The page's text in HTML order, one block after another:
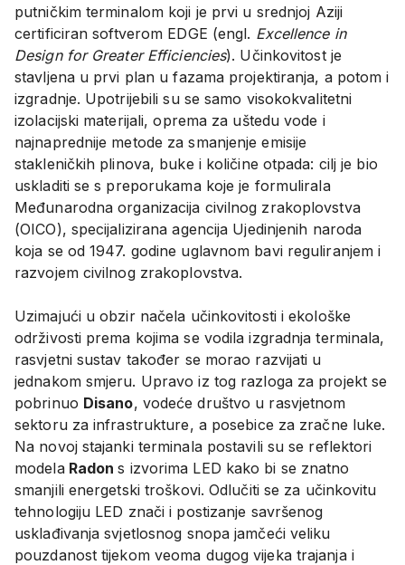
putničkim terminalom koji je prvi u srednjoj Aziji
certificiran softverom EDGE (engl. Excellence in
Design for Greater Efficiencies). Učinkovitost je
stavljena u prvi plan u fazama projektiranja, a potom i
izgradnje. Upotrijebili su se samo visokokvalitetni
izolacijski materijali, oprema za uštedu vode i
najnaprednije metode za smanjenje emisije
stakleničkih plinova, buke i količine otpada: cilj je bio
uskladiti se s preporukama koje je formulirala
Međunarodna organizacija civilnog zrakoplovstva
(OICO), specijalizirana agencija Ujedinjenih naroda
koja se od 1947. godine uglavnom bavi reguliranjem i
razvojem civilnog zrakoplovstva.
Uzimajući u obzir načela učinkovitosti i ekološke
održivosti prema kojima se vodila izgradnja terminala,
rasvjetni sustav također se morao razvijati u
jednakom smjeru. Upravo iz tog razloga za projekt se
pobrinuo Disano, vodeće društvo u rasvjetnom
sektoru za infrastrukture, a posebice za zračne luke.
Na novoj stajanki terminala postavili su se reflektori
modelaRadons izvorima LED kako bi se znatno
smanjili energetski troškovi. Odlučiti se za učinkovitu
tehnologiju LED znači i postizanje savršenog
usklađivanja svjetlosnog snopa jamčeći veliku
pouzdanost tijekom veoma dugog vijeka trajanja i